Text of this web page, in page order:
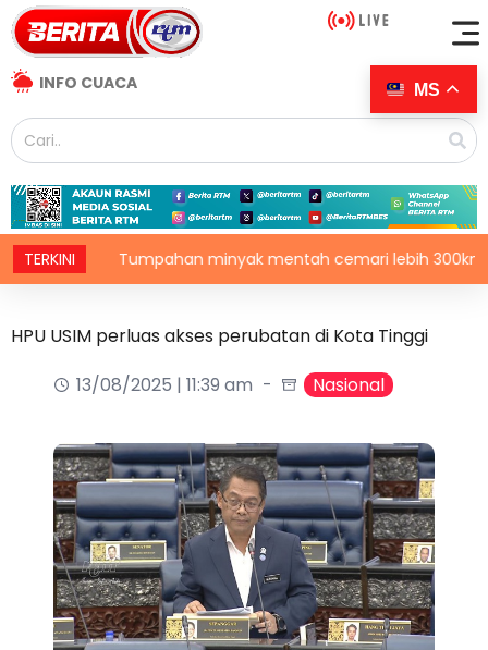
INFO CUACA
TERKINITumpahan minyak mentah cemari lebih 300km
HPU USIM perluas akses perubatan di Kota Tinggi
13/08/2025 | 11:39 am
Nasional
MS